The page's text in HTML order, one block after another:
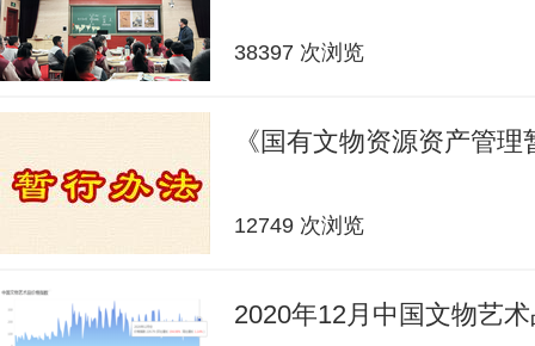
38397 次浏览
《国有文物资源资产管
12749 次浏览
2020年12月中国文物艺